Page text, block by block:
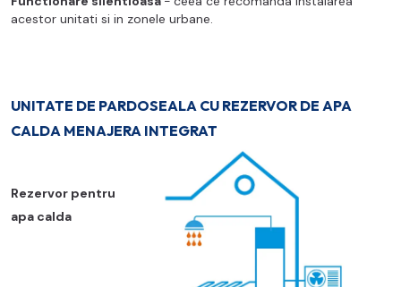
acestor unitati si in zonele urbane.
UNITATE DE PARDOSEALA CU REZERVOR DE APA
CALDA MENAJERA INTEGRAT
Rezervor pentru
apa calda